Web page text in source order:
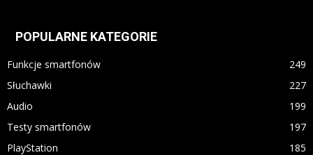
POPULARNE KATEGORIE
Funkcje smartfonów
249
Słuchawki
227
Audio
199
Testy smartfonów
197
PlayStation
185